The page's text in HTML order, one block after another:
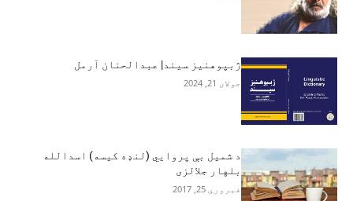
ژبپوهنیز سیند| عبدالحنان آرمل
جولای 21, 2024
د شمیل بې پروايي (لنډه کیسه) اسدالله
بلهار جلالزی
فبروري 25, 2017